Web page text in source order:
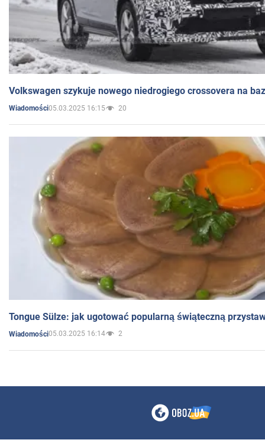
Volkswagen szykuje nowego niedrogiego crossovera na
Wiadomości05.03.2025 16:15 20
Tongue Sülze: jak ugotować popularną świąteczną
Wiadomości05.03.2025 16:14 2